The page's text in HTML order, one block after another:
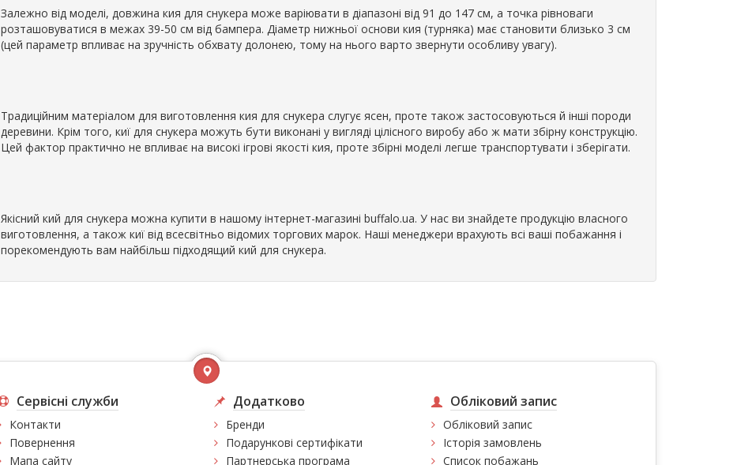
Залежно від моделі, довжина кия для снукера може варіювати в діапазоні від 91 до 147 см, а точка рівноваги
розташовуватися в межах 39-50 см від бампера. Діаметр нижньої основи кия (турняка) має становити близько 3 см
(цей параметр впливає на зручність обхвату долонею, тому на нього варто звернути особливу увагу).
Традиційним матеріалом для виготовлення кия для снукера слугує ясен, проте також застосовуються й інші породи
деревини. Крім того, киї для снукера можуть бути виконані у вигляді цілісного виробу або ж мати збірну конструкцію.
Цей фактор практично не впливає на високі ігрові якості кия, проте збірні моделі легше транспортувати і зберігати.
Якісний кий для снукера можна купити в нашому інтернет-магазині buffalo.ua. У нас ви знайдете продукцію власного
виготовлення, а також киї від всесвітньо відомих торгових марок. Наші менеджери врахують всі ваші побажання і
порекомендують вам найбільш підходящий кий для снукера.
Сервісні служби
Контакти
Повернення
Мапа сайту
Додатково
Бренди
Подарункові сертифікати
Партнерська програма
Обліковий запис
Обліковий запис
Історія замовлень
Список побажань